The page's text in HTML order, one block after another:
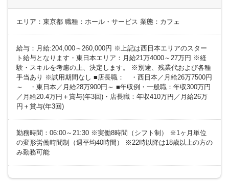
エリア：東京都 職種：ホール・サービス 業態：カフェ
給与：月給:204,000～260,000円 ※上記は西日本エリアのスター
ト給与となります・東日本エリア：月給21万4000～27万円 ※経
験・スキルを考慮の上、決定します。 ※別途、残業代および各種
手当あり ※試用期間なし ■店長職： ・西日本／月給26万7500円
～ ・東日本／月給28万900円～ ■年収例・一般職：年収300万円
／月給20.4万円＋賞与(年3回)・店長職：年収410万円／月給26万
円＋賞与(年3回)
勤務時間：06:00～21:30 ※実働8時間（シフト制） ※1ヶ月単位
の変形労働時間制（週平均40時間） ※22時以降は18歳以上の方の
み勤務可能